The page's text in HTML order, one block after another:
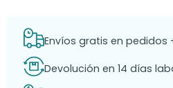
Envíos gratis en pedidos
Devolución en 14 días